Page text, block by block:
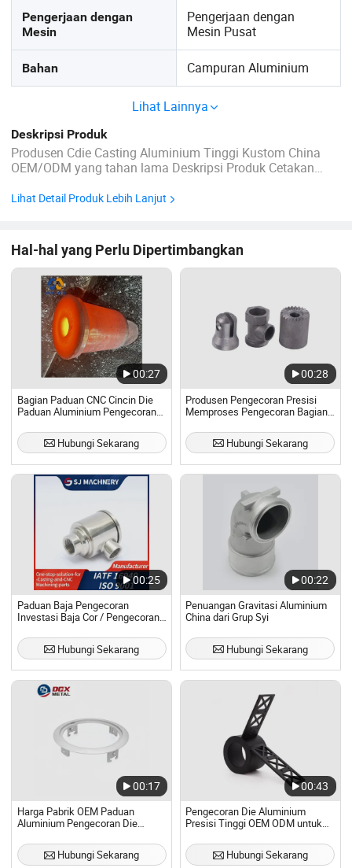
Pengerjaan dengan
Mesin
Pengerjaan dengan
Mesin Pusat
Bahan Campuran Aluminium
Lihat Lainnya
Deskripsi Produk
Produsen Cdie Casting Aluminium Tinggi Kustom China
OEM/ODM yang tahan lama Deskripsi Produk Cetakan
yang melibatkan campuran aluminium cair ke dalam
Lihat Detail Produk Lebih Lanjut
Hal-hal yang Perlu Dipertimbangkan
00:27
Bagian Paduan CNC Cincin Die
Paduan Aluminium Pengecoran
Gabungan
Hubungi Sekarang
00:28
Produsen Pengecoran Presisi
Memproses Pengecoran Bagian
dan 304 Pengecoran Presisi Baja
Tahan KaratHubungi Sekarang
00:25
Paduan Baja Pengecoran
Investasi Baja Cor / Pengecoran
Hubungi Sekarang
00:22
Penuangan Gravitasi Aluminium
China dari Grup Syi
Hubungi Sekarang
00:17
Harga Pabrik OEM Paduan
Aluminium Pengecoran Die
Hubungi Sekarang
00:43
Pengecoran Die Aluminium
Presisi Tinggi OEM ODM untuk
Hubungi Sekarang